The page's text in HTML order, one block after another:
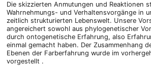
Die skizzierten Anmutungen und Reaktionen
Wahrnehmungs- und Verhaltensvorgänge in
zeitlich strukturierten Lebenswelt. Unsere
angereichert sowohl aus phylogenetischer
durch ontogenetische Erfahrung, also
einmal gemacht haben. Der Zusammenhang
Ebenen der Farberfahrung wurde im
vorgestellt .